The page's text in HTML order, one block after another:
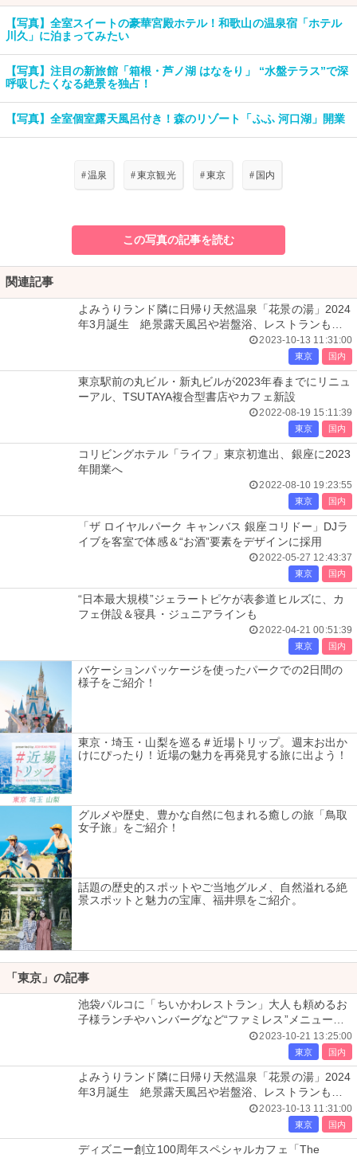
【写真】全室スイートの豪華宮殿ホテル！和歌山の温泉宿「ホテル
川久」に泊まってみたい
【写真】注目の新旅館「箱根・芦ノ湖 はなをり」 “水盤テラス”で深
呼吸したくなる絶景を独占！
【写真】全室個室露天風呂付き！森のリゾート「ふふ 河口湖」開業
#温泉 # 東京観光 # 東京 # 国内
この写真の記事を読む
関連記事
よみうりランド隣に日帰り天然温泉「花景の湯」2024
年3月誕生 絶景露天風呂や岩盤浴、レストランも出
2023-10-13 11:31:00
東京 国内
東京駅前の丸ビル・新丸ビルが2023年春までにリニュ
ーアル、TSUTAYA複合型書店やカフェ新設
2022-08-19 15:11:39
東京 国内
コリビングホテル「ライフ」東京初進出、銀座に2023
年開業へ
2022-08-10 19:23:55
東京 国内
「ザ ロイヤルパーク キャンバス 銀座コリドー」DJラ
イブを客室で体感＆“お酒”要素をデザインに採用
2022-05-27 12:43:37
東京 国内
“日本最大規模”ジェラートピケが表参道ヒルズに、カ
フェ併設＆寝具・ジュニアラインも
2022-04-21 00:51:39
東京 国内
バケーションパッケージを使ったパークでの2日間の
様子をご紹介！
東京・埼玉・山梨を巡る＃近場トリップ。週末お出か
けにぴったり！近場の魅力を再発見する旅に出よう！
グルメや歴史、豊かな自然に包まれる癒しの旅「鳥取
女子旅」をご紹介！
話題の歴史的スポットやご当地グルメ、自然溢れる絶
景スポットと魅力の宝庫、福井県をご紹介。
「東京」の記事
池袋パルコに「ちいかわレストラン」大人も頼めるお
子様ランチやハンバーグなど“ファミレス”メニュー充
2023-10-21 13:25:00
東京 国内
よみうりランド隣に日帰り天然温泉「花景の湯」2024
年3月誕生 絶景露天風呂や岩盤浴、レストランも出
2023-10-13 11:31:00
東京 国内
ディズニー創立100周年スペシャルカフェ「The